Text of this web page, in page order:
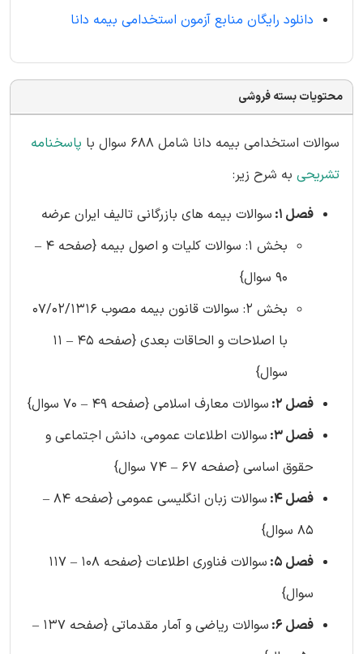
دانلود رایگان منابع آزمون استخدامی بیمه دانا
محتویات بسته فروشی
سوالات استخدامی بیمه دانا شامل 688 سوال با
پاسخنامه
تشریحی به شرح زیر:
فصل 1:
سوالات بیمه های بازرگانی تالیف ایران عرضه
بخش 1: سوالات کلیات و اصول بیمه {صفحه 4 –
90 سوال}
بخش 2: سوالات قانون بیمه مصوب 07/02/1316
با اصلاحات و الحاقات بعدی {صفحه 45 – 11
سوال}
فصل 2:
سوالات معارف اسلامی {صفحه 49 – 70 سوال}
فصل 3:
سوالات اطلاعات عمومی، دانش اجتماعی و
حقوق اساسی {صفحه 67 – 74 سوال}
فصل 4:
سوالات زبان انگلیسی عمومی {صفحه 84 –
85 سوال}
فصل 5:
سوالات فناوری اطلاعات {صفحه 108 – 117
سوال}
فصل 6:
سوالات ریاضی و آمار مقدماتی {صفحه 137 –